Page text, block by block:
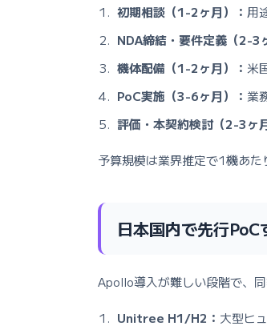
初期相談（1-2ヶ月）： 用
NDA締結・要件定義（2-3
機体配備（1-2ヶ月）： 米
PoC実施（3-6ヶ月）： 業
評価・本契約検討（2-3ヶ
予算規模は業界推定で1機あ
日本国内で先行PoC
Apollo導入が難しい段階で、
Unitree H1/H2： 大型ヒ